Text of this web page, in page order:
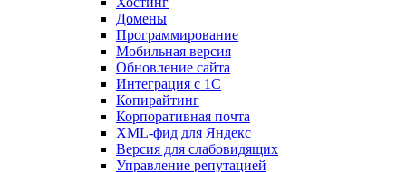
Домены
Программирование
Мобильная версия
Обновление сайта
Интеграция с 1С
Копирайтинг
Корпоративная почта
XML-фид для Яндекс
Версия для слабовидящих
Управление репутацией